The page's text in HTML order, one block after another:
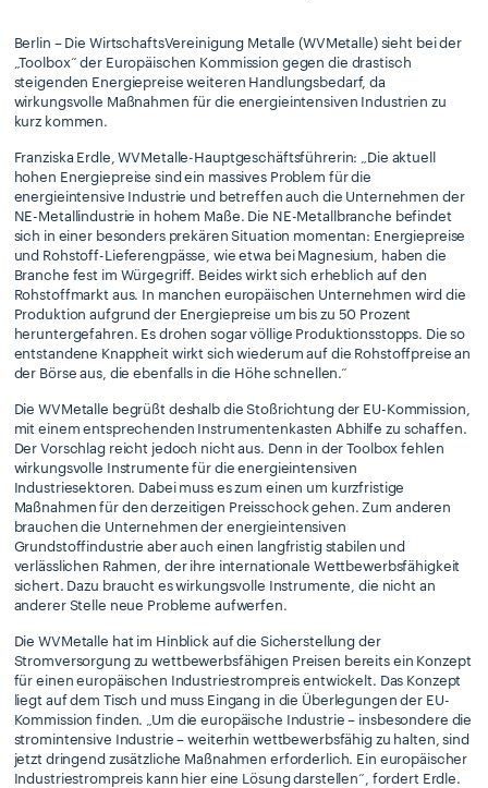
Berlin – Die WirtschaftsVereinigung Metalle (WVMetalle) sieht bei der
„Toolbox“ der Europäischen Kommission gegen die drastisch
steigenden Energiepreise weiteren Handlungsbedarf, da
wirkungsvolle Maßnahmen für die energieintensiven Industrien zu
kurz kommen.
Franziska Erdle, WVMetalle-Hauptgeschäftsführerin: „Die aktuell
hohen Energiepreise sind ein massives Problem für die
energieintensive Industrie und betreffen auch die Unternehmen der
NE-Metallindustrie in hohem Maße. Die NE-Metallbranche befindet
sich in einer besonders prekären Situation momentan: Energiepreise
und Rohstoff-Lieferengpässe, wie etwa bei Magnesium, haben die
Branche fest im Würgegriff. Beides wirkt sich erheblich auf den
Rohstoffmarkt aus. In manchen europäischen Unternehmen wird die
Produktion aufgrund der Energiepreise um bis zu 50 Prozent
heruntergefahren. Es drohen sogar völlige Produktionsstopps. Die so
entstandene Knappheit wirkt sich wiederum auf die Rohstoffpreise an
der Börse aus, die ebenfalls in die Höhe schnellen.“
Die WVMetalle begrüßt deshalb die Stoßrichtung der EU-Kommission,
mit einem entsprechenden Instrumentenkasten Abhilfe zu schaffen.
Der Vorschlag reicht jedoch nicht aus. Denn in der Toolbox fehlen
wirkungsvolle Instrumente für die energieintensiven
Industriesektoren. Dabei muss es zum einen um kurzfristige
Maßnahmen für den derzeitigen Preisschock gehen. Zum anderen
brauchen die Unternehmen der energieintensiven
Grundstoffindustrie aber auch einen langfristig stabilen und
verlässlichen Rahmen, der ihre internationale Wettbewerbsfähigkeit
sichert. Dazu braucht es wirkungsvolle Instrumente, die nicht an
anderer Stelle neue Probleme aufwerfen.
Die WVMetalle hat im Hinblick auf die Sicherstellung der
Stromversorgung zu wettbewerbsfähigen Preisen bereits ein Konzept
für einen europäischen Industriestrompreis entwickelt. Das Konzept
liegt auf dem Tisch und muss Eingang in die Überlegungen der EU-
Kommission finden. „Um die europäische Industrie – insbesondere die
stromintensive Industrie – weiterhin wettbewerbsfähig zu halten, sind
jetzt dringend zusätzliche Maßnahmen erforderlich. Ein europäischer
Industriestrompreis kann hier eine Lösung darstellen“, fordert Erdle.